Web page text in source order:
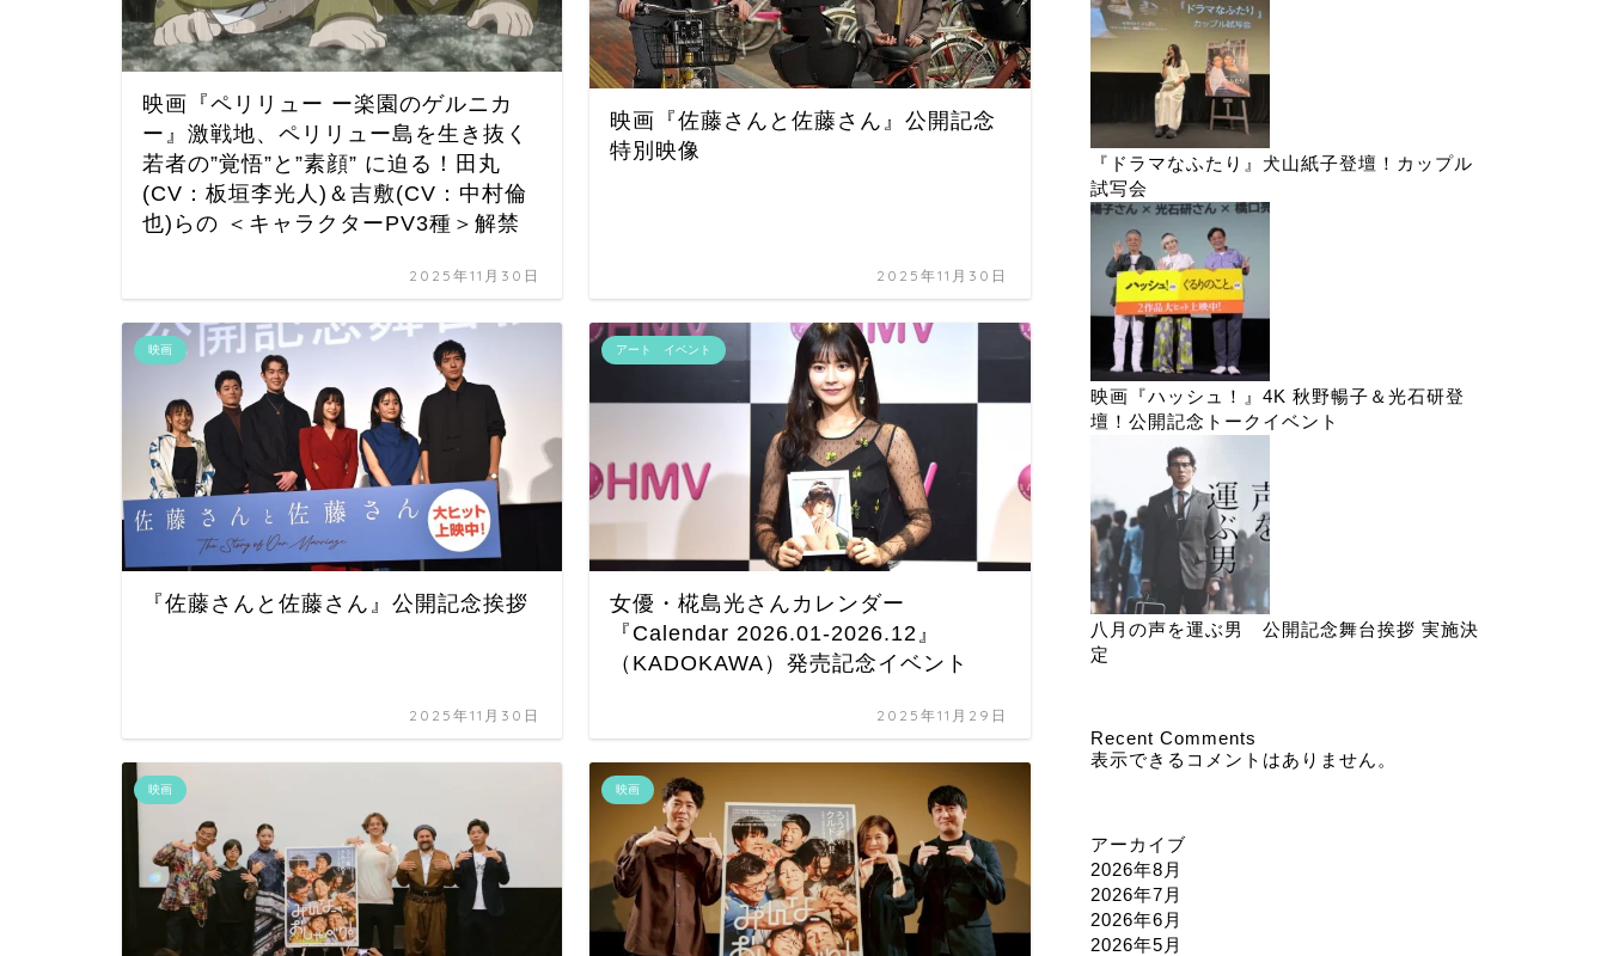
映画『ペリリュー ー楽園のゲルニカ
ー』激戦地、ペリリュー島を生き抜く
若者の”覚悟”と”素顔” に迫る！田丸
(CV：板垣李光人)＆吉敷(CV：中村倫
也)らの ＜キャラクターPV3種＞解禁
2025年11月30日
映画『佐藤さんと佐藤さん』公開記念
特別映像
2025年11月30日
映画
『佐藤さんと佐藤さん』公開記念挨拶
2025年11月30日
アート イベント
女優・椛島光さんカレンダー
『Calendar 2026.01-2026.12』
（KADOKAWA）発売記念イベント
2025年11月29日
映画 映画
『ドラマなふたり』犬山紙子登壇！カップル
試写会
映画『ハッシュ！』4K 秋野暢子＆光石研登
壇！公開記念トークイベント
八月の声を運ぶ男 公開記念舞台挨拶 実施決
定
Recent Comments
表示できるコメントはありません。
アーカイブ
2026年8月
2026年7月
2026年6月
2026年5月